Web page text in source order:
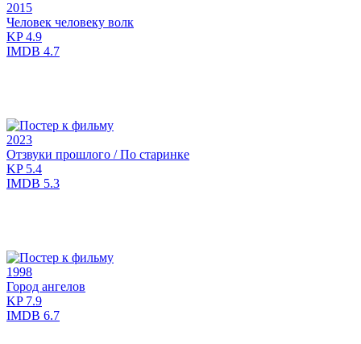
2015
Человек человеку волк
KP4.9
IMDB 4.7
2023
Отзвуки прошлого / По старинке
KP5.4
IMDB 5.3
1998
Город ангелов
KP7.9
IMDB 6.7